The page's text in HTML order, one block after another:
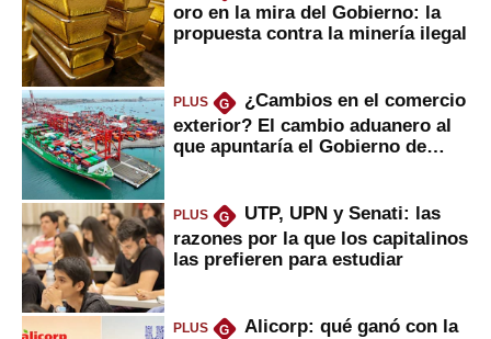
oro en la mira del Gobierno: la
propuesta contra la minería ilegal
PLUS G
¿Cambios en el comercio
exterior? El cambio aduanero al
que apuntaría el Gobierno de
PLUS G
UTP, UPN y Senati: las
razones por la que los capitalinos
las prefieren para estudiar
PLUS G
Alicorp: qué ganó con la